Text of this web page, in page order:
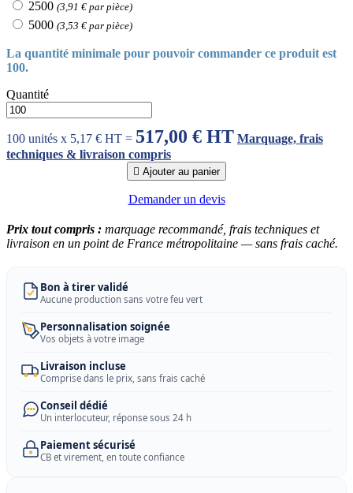
2500 (3,91 € par pièce)
5000 (3,53 € par pièce)
La quantité minimale pour pouvoir commander ce produit est
100.
Quantité
100 unités x 5,17 € HT = 517,00 € HT Marquage, frais
techniques & livraison compris
 Ajouter au panier
Demander un devis
Prix tout compris : marquage recommandé, frais techniques et
livraison en un point de France métropolitaine — sans frais caché.
Bon à tirer validé
Aucune production sans votre feu vert
Personnalisation soignée
Vos objets à votre image
Livraison incluse
Comprise dans le prix, sans frais caché
Conseil dédié
Un interlocuteur, réponse sous 24 h
Paiement sécurisé
CB et virement, en toute confiance